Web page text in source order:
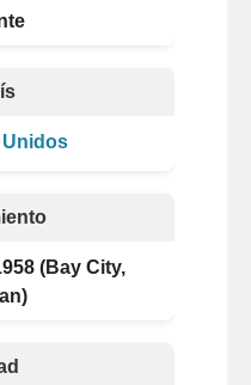
(Bay City,